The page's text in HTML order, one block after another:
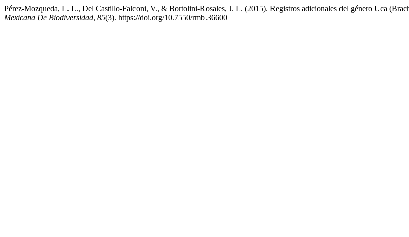
Pérez-Mozqueda, L. L., Del Castillo-Falconi, V., & Bortolini-Rosales, J. L. (2015). Registros adicionales del género Uca
Mexicana De Biodiversidad, 85(3). https://doi.org/10.7550/rmb.36600